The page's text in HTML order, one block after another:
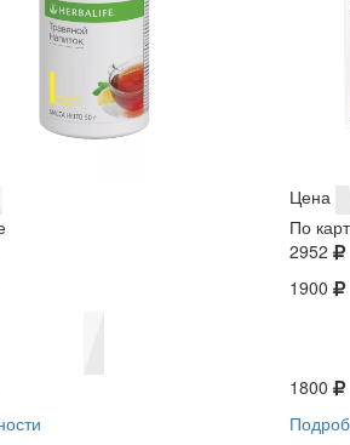
Цена
По
2952
1900
1800